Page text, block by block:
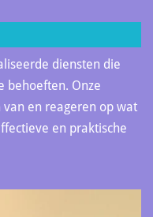
diensten die
behoeften. Onze
en reageren op wat
en praktische